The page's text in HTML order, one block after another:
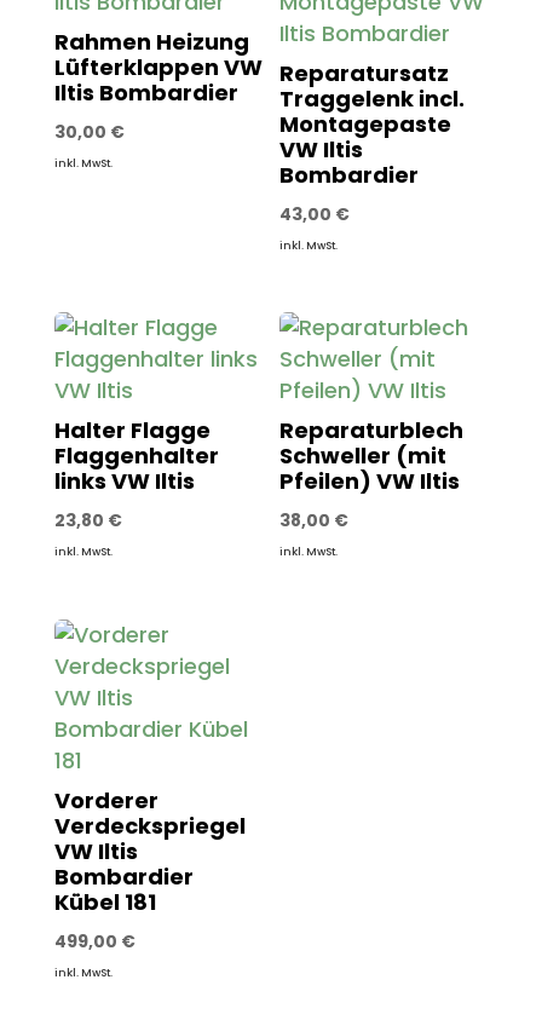
Rahmen Heizung
Lüfterklappen VW
Iltis Bombardier
30,00 €
inkl. MwSt.
Reparatursatz
Traggelenk incl.
Montagepaste
VW Iltis
Bombardier
43,00 €
inkl. MwSt.
Halter Flagge
Flaggenhalter
links VW Iltis
23,80 €
inkl. MwSt.
Reparaturblech
Schweller (mit
Pfeilen) VW Iltis
38,00 €
inkl. MwSt.
Vorderer
Verdeckspriegel
VW Iltis
Bombardier
Kübel 181
499,00 €
inkl. MwSt.